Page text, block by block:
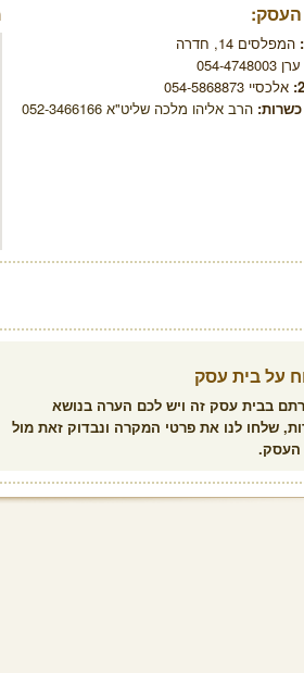
העסק:
המפלסים 14, חדרה
ערן 054-4748003
אלכסיי 054-5868873
הרב אליהו מלכה שליט"א 052-3466166
על בית עסק
בבית עסק זה ויש לכם הערה בנושא
שלחו לנו את פרטי המקרה ונבדוק זאת מול
העסק.